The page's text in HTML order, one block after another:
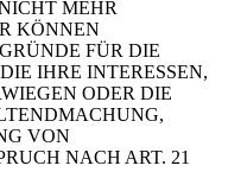
MEHR
KÖNNEN
FÜR DIE
IHRE INTERESSEN,
ODER DIE
VON
NACH ART. 21